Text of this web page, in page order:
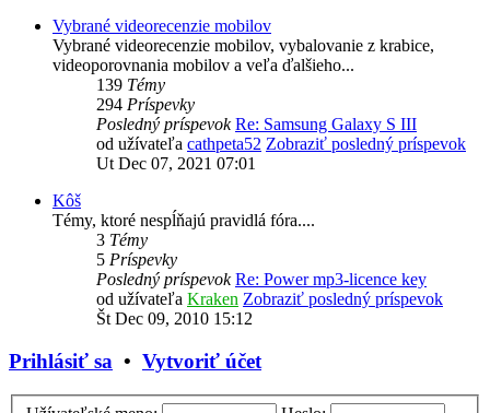
Vybrané videorecenzie mobilov
Vybrané videorecenzie mobilov, vybalovanie z krabice,
videoporovnania mobilov a veľa ďalšieho...
139 Témy
294 Príspevky
Posledný príspevok Re: Samsung Galaxy S III
od užívateľa cathpeta52 Zobraziť posledný príspevok
Ut Dec 07, 2021 07:01
Kôš
Témy, ktoré nespĺňajú pravidlá fóra....
3 Témy
5 Príspevky
Posledný príspevok Re: Power mp3-licence key
od užívateľa Kraken Zobraziť posledný príspevok
Št Dec 09, 2010 15:12
Prihlásiť sa • Vytvoriť účet